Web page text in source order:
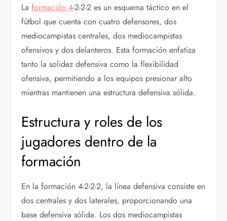
Laformación 4-2-2-2 es un esquema táctico en el
fútbol que cuenta con cuatro defensores, dos
mediocampistas centrales, dos mediocampistas
ofensivos y dos delanteros. Esta formación enfatiza
tanto la solidez defensiva como la flexibilidad
ofensiva, permitiendo a los equipos presionar alto
mientras mantienen una estructura defensiva sólida.
Estructura y roles de los
jugadores dentro de la
formación
En la formación 4-2-2-2, la línea defensiva consiste en
dos centrales y dos laterales, proporcionando una
base defensiva sólida. Los dos mediocampistas